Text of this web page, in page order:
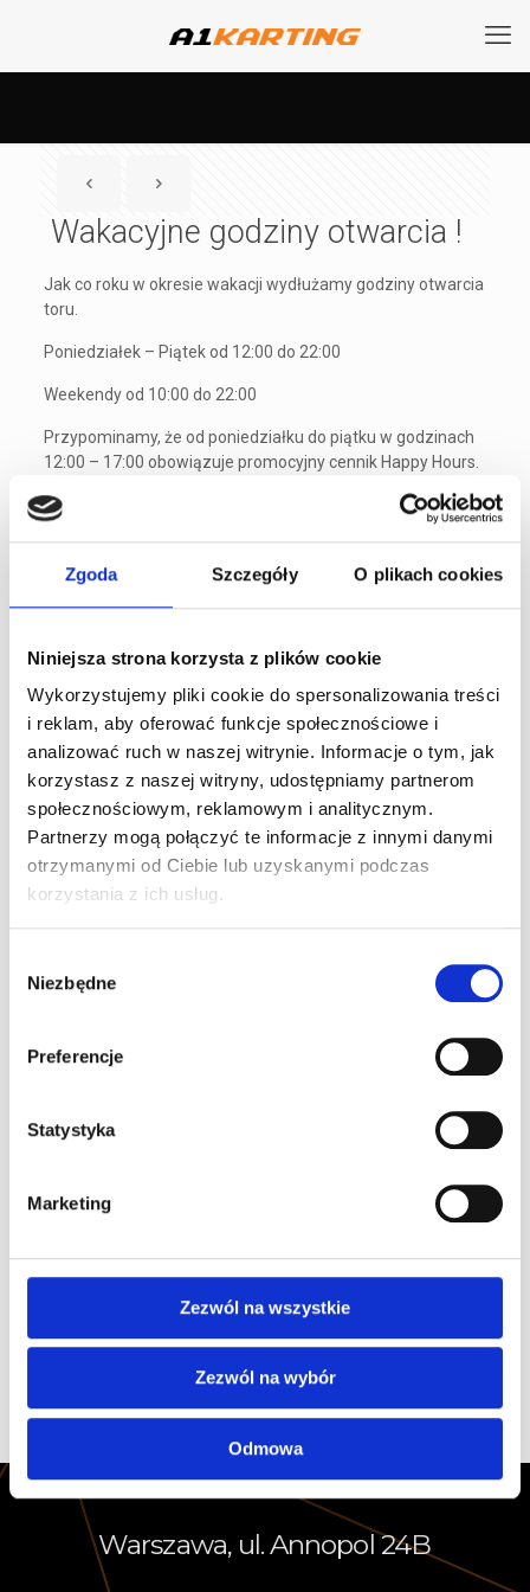
Zgoda Szczegóły O plikach cookies
Niniejsza strona korzysta z plików cookie
Wykorzystujemy pliki cookie do spersonalizowania treści
i reklam, aby oferować funkcje społecznościowe i
analizować ruch w naszej witrynie. Informacje o tym, jak
korzystasz z naszej witryny, udostępniamy partnerom
społecznościowym, reklamowym i analitycznym.
Partnerzy mogą połączyć te informacje z innymi danymi
otrzymanymi od Ciebie lub uzyskanymi podczas
korzystania z ich usług.
zgody
Niezbędne
Preferencje
Statystyka
Marketing
Zezwól na wszystkie
Zezwól na wybór
Odmowa
Wakacyjne godziny otwarcia !
Jak co roku w okresie wakacji wydłużamy godziny otwarcia
toru.
Poniedziałek – Piątek od 12:00 do 22:00
Weekendy od 10:00 do 22:00
Przypominamy, że od poniedziałku do piątku w godzinach
12:00 – 17:00 obowiązuje promocyjny cennik Happy Hours.
24h Le Mans – przewodnik po największym
30 lipca 2026
0
zdobywa i kto jest rekordzistą
Jak zostać kierowcą wyścigowym – od
pierwszego siadu w gokarcie do torów FIA
26 czerwca 2026
29 maja 2026
A1Karting Challenge
Dla dzieci
Ogólne
Warszawa, ul. Annopol 24B